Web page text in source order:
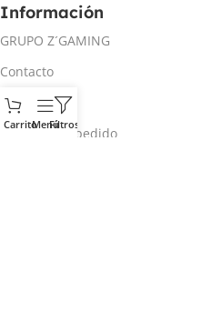
Información
GRUPO Z´GAMING
Contacto
Mi cuenta
Rastrear mi pedido
CarritoMenúFiltros